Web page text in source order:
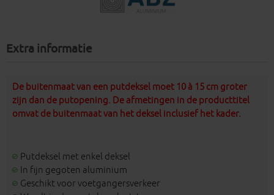
Extra informatie
De buitenmaat van een putdeksel moet 10 à 15 cm groter
zijn dan de putopening. De afmetingen in de producttitel
omvat de buitenmaat van het deksel inclusief het kader.
Putdeksel met enkel deksel
In fijn gegoten aluminium
Geschikt voor voetgangersverkeer